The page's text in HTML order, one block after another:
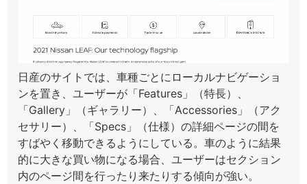
日産のサイトでは、車種ごとにローカルナビゲーショ
ンを置き、ユーザーが「Features」（特長）、
「Gallery」（ギャラリー）、「Accessories」（アク
セサリー）、「Specs」（仕様）の詳細ページの間を
すばやく移動できるようにしている。車のように結果
的に大きな買い物になる場合、ユーザーはセクション
内のページ間を行ったり来たりする傾向が強い。